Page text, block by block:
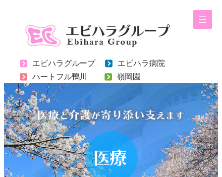
プ
エビハラグループ
エビハラ病院
ハートフル鴨川
嶺岡園